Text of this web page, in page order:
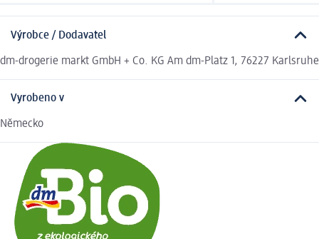
Výrobce / Dodavatel
dm-drogerie markt GmbH + Co. KG Am dm-Platz 1, 76227 Karlsruhe
Vyrobeno v
Německo